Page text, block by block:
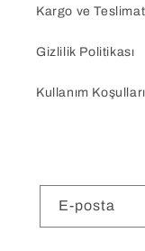
Kargo ve Teslimat
Gizlilik Politikası
Kullanım Koşulları
E-posta